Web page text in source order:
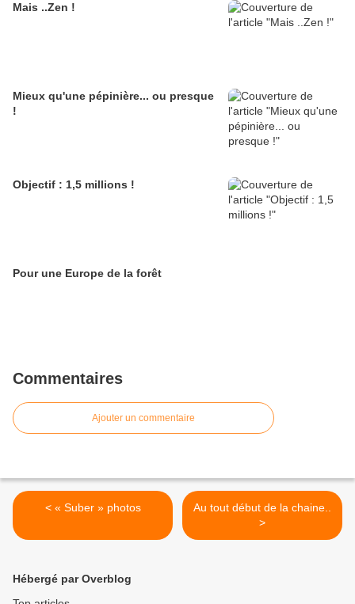
Mais ..Zen !
Mieux qu'une pépinière... ou presque
!
Objectif : 1,5 millions !
Pour une Europe de la forêt
Commentaires
Ajouter un commentaire
< « Suber » photos
Au tout début de la chaine..
>
Hébergé par Overblog